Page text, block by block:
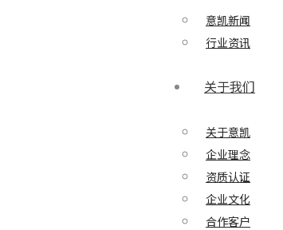
意凯新闻
行业资讯
关于我们
关于意凯
企业理念
资质认证
企业文化
合作客户